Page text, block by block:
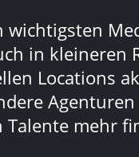
wichtigsten
in kleineren
Locations
Talente mehr